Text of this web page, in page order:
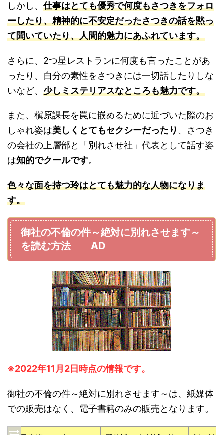
しかし、仕事はとても優秀で何度もさつきをフォロ
ーしたり、精神的に不安定だったさつきの話を黙っ
て聞いていたり、人間的魅力にあふれています。
さらに、2つ星レストランに何度も言ったことがあ
ったり、自分の素性をさつきには一切話したりしな
いなど、 少しミステリアスなところも魅力です。
また、槇原課長を罠に嵌めるために近づいた際のお
しゃれ姿は美しくとてもセクシーだったり 、さつき
の会社の上層部と「別れさせ社」代表として話す姿
は知的でクールです。
色々な面を持つ玲はとても魅力的な人物になりま
す。
御社の不倫の件～絶対に別れさせます～
を読む方法 AD
※2022年11月2日時点の情報です。
御社の不倫の件～絶対に別れさせます～は、紙媒体
での販売はなく、電子書籍のみの販売となります。